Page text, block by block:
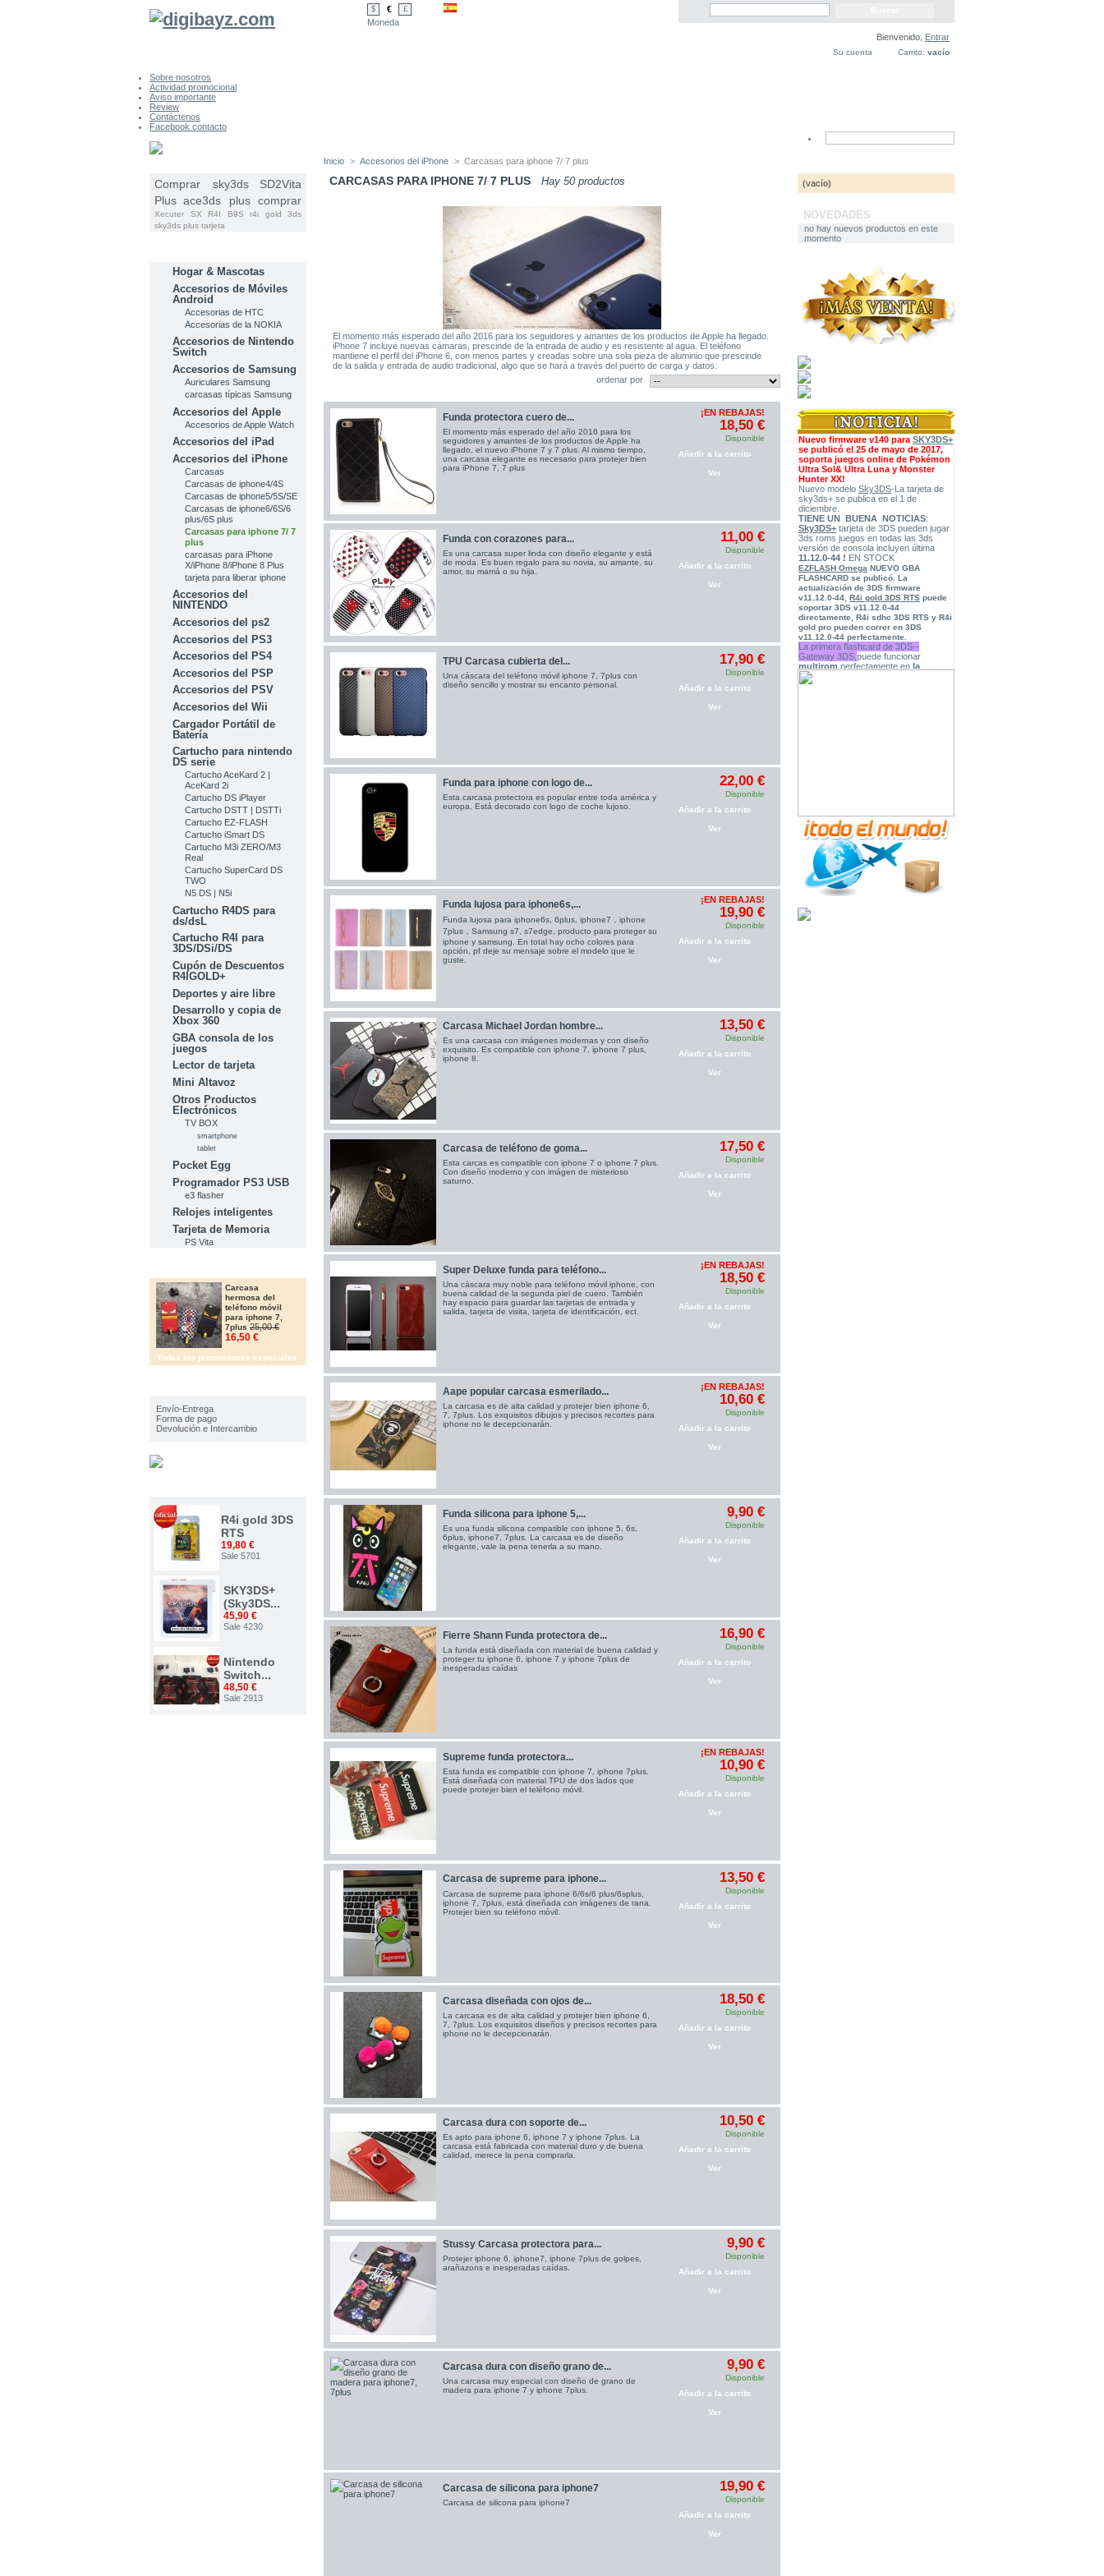
$ € £
Moneda
Bienvenido, Entrar
Carrito: vacío
Su cuenta
Sobre nosotros
Actividad promocional
Aviso importante
Review
Contáctenos
Facebook contacto
Comprar sky3ds
SD2Vita
Plus ace3ds plus comprar
Xecuter SX R4I B9S
r4i gold 3ds
sky3ds plus tarjeta
Hogar & Mascotas
Accesorios de Móviles
Android
Accesorias de HTC
Accesorias de la NOKIA
Accesorios de Nintendo
Switch
Accesorios de Samsung
Auriculares Samsung
carcasas típicas Samsung
Accesorios del Apple
Accesorios de Apple Watch
Accesorios del iPad
Accesorios del iPhone
Carcasas
Carcasas de iphone4/4S
Carcasas de iphone5/5S/SE
Carcasas de iphone6/6S/6
plus/6S plus
Carcasas para iphone 7/ 7
plus
carcasas para iPhone
X/iPhone 8/iPhone 8 Plus
tarjeta para liberar iphone
Accesorios del
NINTENDO
Accesorios del ps2
Accesorios del PS3
Accesorios del PS4
Accesorios del PSP
Accesorios del PSV
Accesorios del Wii
Cargador Portátil de
Batería
Cartucho para nintendo
DS serie
Cartucho AceKard 2 |
AceKard 2i
Cartucho DS iPlayer
Cartucho DSTT | DSTTi
Cartucho EZ-FLASH
Cartucho iSmart DS
Cartucho M3i ZERO/M3
Real
Cartucho SuperCard DS
TWO
N5 DS | N5i
Cartucho R4DS para
ds/dsL
Cartucho R4I para
3DS/DSi/DS
Cupón de Descuentos
R4IGOLD+
Deportes y aire libre
Desarrollo y copia de
Xbox 360
GBA consola de los
juegos
Lector de tarjeta
Mini Altavoz
Otros Productos
Electrónicos
TV BOX
smartphone
tablet
Pocket Egg
Programador PS3 USB
e3 flasher
Relojes inteligentes
Tarjeta de Memoria
PS Vita
Carcasa
hermosa del
teléfono móvil
para iphone 7,
7plus 25,00 €
16,50 €
Todas los promociones especiales
Envío-Entrega
Forma de pago
Devolución e Intercambio
R4i gold 3DS
RTS
19,80 €
Sale 5701
SKY3DS+
(Sky3DS...
45,90 €
Sale 4230
Nintendo
Switch...
48,50 €
Sale 2913
Inicio > Accesorios del iPhone > Carcasas para iphone 7/ 7 plus
CARCASAS PARA IPHONE 7/ 7 PLUS Hay 50 productos
El momento más esperado del año 2016 para los seguidores y amantes de los productos de Apple ha llegado.
iPhone 7 incluye nuevas cámaras, prescinde de la entrada de audio y es resistente al agua. El teléfono
mantiene el perfil del iPhone 6, con menos partes y creadas sobre una sola pieza de aluminio que prescinde
de la salida y entrada de audio tradicional, algo que se hará a través del puerto de carga y datos.
ordenar por
Funda protectora cuero de...
El momento más esperado del año 2016 para los
seguidores y amantes de los productos de Apple ha
llegado, el nuevo iPhone 7 y 7 plus. Al mismo tiempo,
una carcasa elegante es necesario para protejer bien
para iPhone 7, 7 plus
¡EN REBAJAS!
18,50 €
Disponible
Añadir a la carrito
Ver
Funda con corazones para...
Es una carcasa super linda con diseño elegante y está
de moda. Es buen regalo para su novia, su amante, su
amor, su mamá o su hija.
11,00 €
Disponible
Añadir a la carrito
Ver
TPU Carcasa cubierta del...
Una cáscara del teléfono móvil iphone 7, 7plus con
diseño sencillo y mostrar su encanto personal.
17,90 €
Disponible
Añadir a la carrito
Ver
Funda para iphone con logo de...
Esta carcasa protectora es popular entre toda américa y
europa. Está decorado con logo de coche lujoso.
22,00 €
Disponible
Añadir a la carrito
Ver
Funda lujosa para iphone6s,...
Funda lujosa para iphone6s, 6plus, iphone7，iphone
7plus，Samsung s7, s7edge, producto para proteger su
iphone y samsung. En total hay ocho colores para
opción, pf deje su mensaje sobre el modelo que le
guste.
¡EN REBAJAS!
19,90 €
Disponible
Añadir a la carrito
Ver
Carcasa Michael Jordan hombre...
Es una carcasa con imágenes modernas y con diseño
exquisito. Es compatible con iphone 7, iphone 7 plus,
iphone 8.
13,50 €
Disponible
Añadir a la carrito
Ver
Carcasa de teléfono de goma...
Esta carcas es compatible con iphone 7 o iphone 7 plus.
Con diseño moderno y con imágen de misterioso
saturno.
17,50 €
Disponible
Añadir a la carrito
Ver
Super Deluxe funda para teléfono...
Una cáscara muy noble para teléfono móvil iphone, con
buena calidad de la segunda piel de cuero. También
hay espacio para guardar las tarjetas de entrada y
salida, tarjeta de visita, tarjeta de identificación, ect.
¡EN REBAJAS!
18,50 €
Disponible
Añadir a la carrito
Ver
Aape popular carcasa esmerilado...
La carcasa es de alta calidad y protejer bien iphone 6,
7, 7plus. Los exquisitos dibujos y precisos recortes para
iphone no le decepcionarán.
¡EN REBAJAS!
10,60 €
Disponible
Añadir a la carrito
Ver
Funda silicona para iphone 5,...
Es una funda silicona compatible con iphone 5, 6s,
6plus, iphone7, 7plus. La carcasa es de diseño
elegante, vale la pena tenerla a su mano.
9,90 €
Disponible
Añadir a la carrito
Ver
Fierre Shann Funda protectora de...
La funda está diseñada con material de buena calidad y
proteger tu iphone 6, iphone 7 y iphone 7plus de
inesperadas caídas
16,90 €
Disponible
Añadir a la carrito
Ver
Supreme funda protectora...
Esta funda es compatible con iphone 7, iphone 7plus.
Está diseñada con material TPU de dos lados que
puede protejer bien el teléfono móvil.
¡EN REBAJAS!
10,90 €
Disponible
Añadir a la carrito
Ver
Carcasa de supreme para iphone...
Carcasa de supreme para iphone 6/6s/6 plus/6splus,
iphone 7, 7plus, está diseñada con imágenes de rana.
Protejer bien su teléfono móvil.
13,50 €
Disponible
Añadir a la carrito
Ver
Carcasa diseñada con ojos de...
La carcasa es de alta calidad y protejer bien iphone 6,
7, 7plus. Los exquisitos diseños y precisos recortes para
iphone no le decepcionarán.
18,50 €
Disponible
Añadir a la carrito
Ver
Carcasa dura con soporte de...
Es apto para iphone 6, iphone 7 y iphone 7plus. La
carcasa está fabricada con material duro y de buena
calidad, merece la pena comprarla.
10,50 €
Disponible
Añadir a la carrito
Ver
Stussy Carcasa protectora para...
Protejer iphone 6, iphone7, iphone 7plus de golpes,
arañazons e inesperadas caídas.
9,90 €
Disponible
Añadir a la carrito
Ver
Carcasa dura con diseño grano de...
Una carcasa muy especial con diseño de grano de
madera para iphone 7 y iphone 7plus.
9,90 €
Disponible
Añadir a la carrito
Ver
Carcasa de silicona para iphone7
Carcasa de silicona para iphone7
19,90 €
Disponible
Añadir a la carrito
Ver
(vacío)
NOVEDADES
no hay nuevos productos en este
momento
Nuevo firmware v140 para SKY3DS+
se publicó el 25 de mayo de 2017,
soporta juegos online de Pokémon
Ultra Sol& Ultra Luna y Monster
Hunter XX!
Nuevo modelo Sky3DS-La tarjeta de
sky3ds+ se publica en el 1 de
diciembre.
TIENE UN BUENA NOTICIAS:
Sky3DS+ tarjeta de 3DS pueden jugar
3ds roms juegos en todas las 3ds
versión de consola incluyen última
11.12.0-44 ! EN STOCK
EZFLASH Omega NUEVO GBA
FLASHCARD se publicó. La
actualización de 3DS firmware
v11.12.0-44, R4i gold 3DS RTS puede
soportar 3DS v11.12.0-44
directamente, R4i sdhc 3DS RTS y R4i
gold pro pueden correr en 3DS
v11.12.0-44 perfectamente.
La primera flashcard de 3DS--
Gateway 3DS, puede funcionar
multirom perfectamente en la
versión 4.5-9.2 de 3DS
disponible en nuestra tienda, puede
E3 Flasher,el mejor accesorio de PS3!